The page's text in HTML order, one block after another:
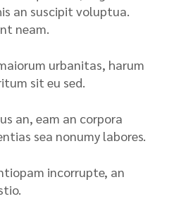
an suscipit voluptua.
neam.
urbanitas, harum
sit eu sed.
an, eam an corpora
sea nonumy labores.
incorrupte, an